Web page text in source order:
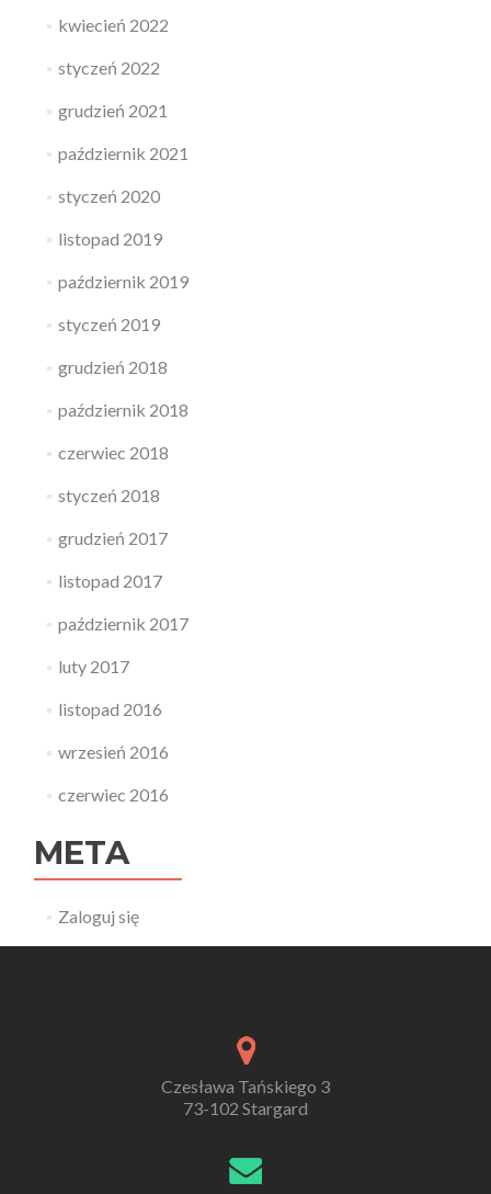
kwiecień 2022
styczeń 2022
grudzień 2021
październik 2021
styczeń 2020
listopad 2019
październik 2019
styczeń 2019
grudzień 2018
październik 2018
czerwiec 2018
styczeń 2018
grudzień 2017
listopad 2017
październik 2017
luty 2017
listopad 2016
wrzesień 2016
czerwiec 2016
META
Zaloguj się
Czesława Tańskiego 3
73-102 Stargard